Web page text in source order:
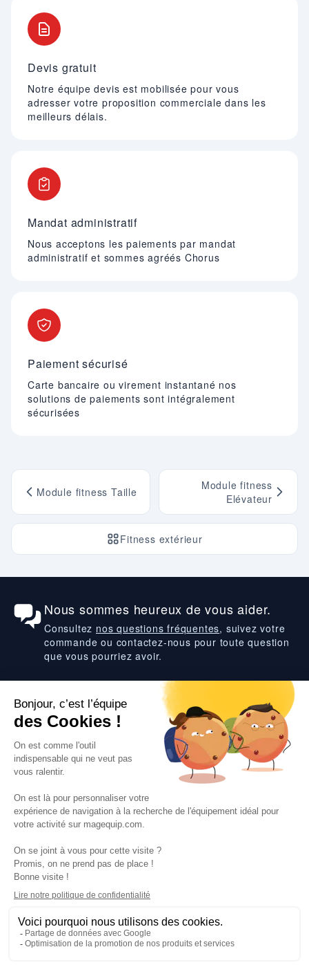
Devis gratuit
Notre équipe devis est mobilisée pour vous
adresser votre proposition commerciale dans les
meilleurs délais.
Mandat administratif
Nous acceptons les paiements par mandat
administratif et sommes agréés Chorus
Paiement sécurisé
Carte bancaire ou virement instantané nos
solutions de paiements sont intégralement
sécurisées
Module fitness Taille
Fitness extérieur
Module fitness
Elévateur
Nous sommes heureux de vous aider.
Consultez nos questions fréquentes, suivez votre
commande ou contactez-nous pour toute question
que vous pourriez avoir.
Suivez-nous
VOS SERVICES
VOS DEMANDES
NOTRE SOCIETE
CGV Données personnelles Prix euro HT
Nos partenaires·Guides et conseils